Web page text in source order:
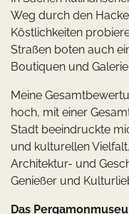
Weg durch den
Köstlichkeiten
Straßen boten auch
Boutiquen und
Meine
hoch, mit einer
Stadt beeindruckte
und kulturellen
Architektur- und
Genießer und
Das